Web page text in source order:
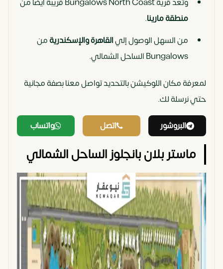
منطقة مارينا.
من السهل الوصول إليالقاهرة والإسكندريةمن
Bungalows الساحل الشمالي.
لمعرفة مكان اللوكيشن بالتحديد تواصل معنا بصفة مجانية
حتي نرسلة لك.
البروشور اتصل واتساب
ماستر بلان بانجلوز الساحل الشمالي